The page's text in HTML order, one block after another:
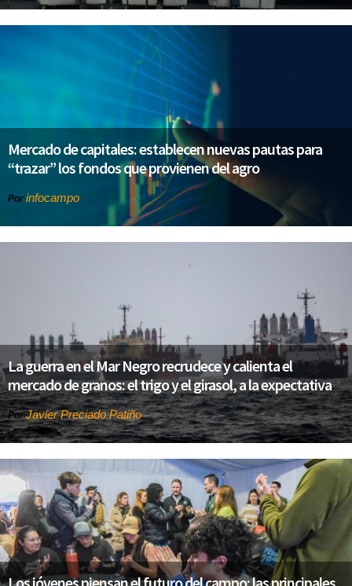
Mercado de capitales: establecen nuevas pautas para
“trazar” los fondos que provienen del agro
Por infocampo
La guerra en el Mar Negro recrudece y calienta el
mercado de granos: el trigo y el girasol, a la expectativa
PorJavier Preciado Patiño